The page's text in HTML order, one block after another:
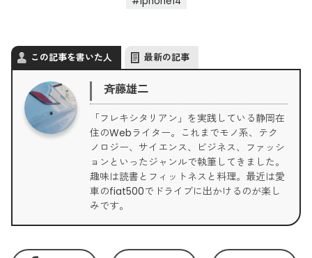
この記事を書いた人 最新の記事
斉藤雄二
「フレキシタリアン」を実践している静岡在
住のWebライター。これまでモノ系、テク
ノロジー、サイエンス、ビジネス、ファッシ
ョンといったジャンルで執筆してきました。
趣味は読書とフィットネスと料理。最近は愛
車のfiat500でドライブに出かけるのが楽し
みです。